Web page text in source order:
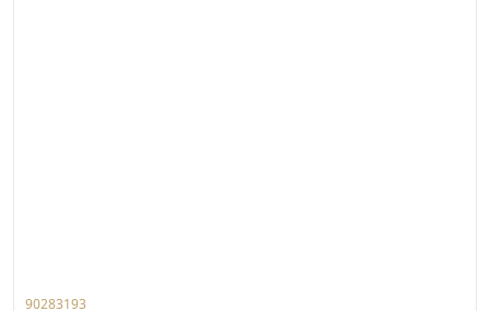
90283193